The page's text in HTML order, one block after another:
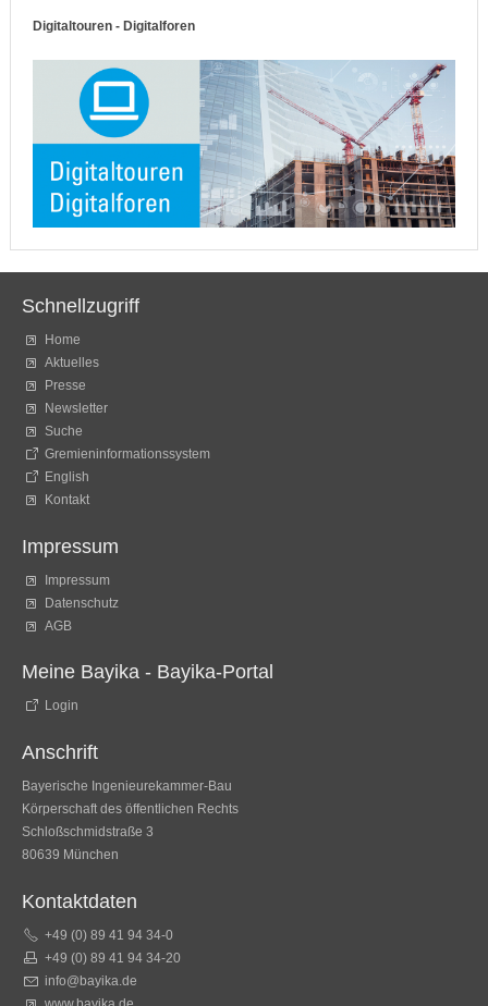
Digitaltouren - Digitalforen
Schnellzugriff
Home
Aktuelles
Presse
Newsletter
Suche
Gremieninformationssystem
English
Kontakt
Impressum
Impressum
Datenschutz
AGB
Meine Bayika - Bayika-Portal
Login
Anschrift
Bayerische Ingenieurekammer-Bau
Körperschaft des öffentlichen Rechts
Schloßschmidstraße 3
80639 München
Kontaktdaten
+49 (0) 89 41 94 34-0
+49 (0) 89 41 94 34-20
info@bayika.de